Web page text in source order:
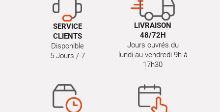
SERVICE
CLIENTS
Disponible
5 Jours / 7
LIVRAISON
48/72H
Jours ouvrés du
lundi au vendredi 9h à
17h30